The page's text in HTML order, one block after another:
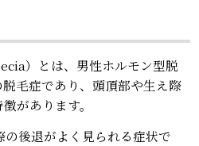
）とは、男性ホルモン型脱
毛症であり、頭頂部や生え際
徴があります。
後退がよく見られる症状で